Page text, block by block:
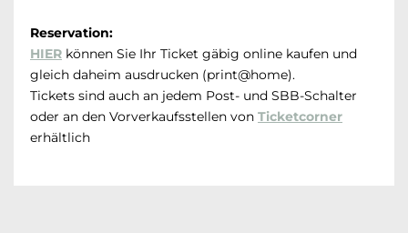
Reservation:
HIER können Sie Ihr Ticket gäbig online kaufen und
gleich daheim ausdrucken (print@home).
Tickets sind auch an jedem Post- und SBB-Schalter
oder an den Vorverkaufsstellen von Ticketcorner
erhältlich